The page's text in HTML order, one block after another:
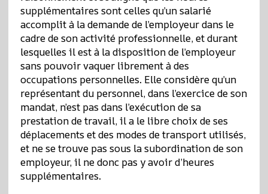
supplémentaires sont celles qu’un salarié
accomplit à la demande de l’employeur dans le
cadre de son activité professionnelle, et durant
lesquelles il est à la disposition de l’employeur
sans pouvoir vaquer librement à des
occupations personnelles. Elle considère qu’un
représentant du personnel, dans l’exercice de son
mandat, n’est pas dans l’exécution de sa
prestation de travail, il a le libre choix de ses
déplacements et des modes de transport utilisés,
et ne se trouve pas sous la subordination de son
employeur, il ne donc pas y avoir d’heures
supplémentaires.